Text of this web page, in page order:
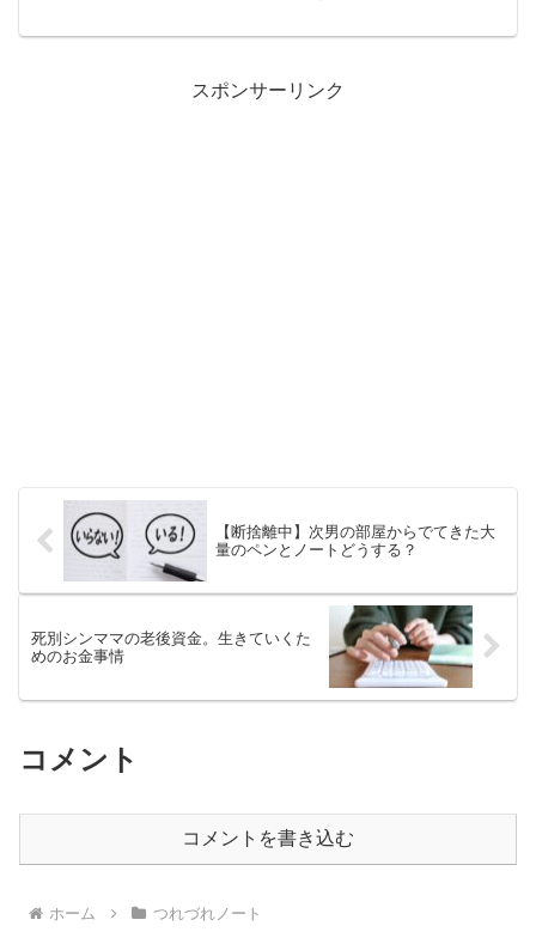
スポンサーリンク
【断捨離中】次男の部屋からでてきた大
量のペンとノートどうする？
死別シンママの老後資金。生きていくた
めのお金事情
コメント
コメントを書き込む
ホーム つれづれノート